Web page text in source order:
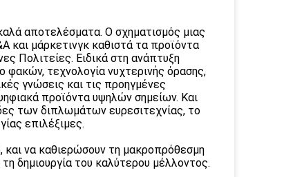
αποτελέσματα. Ο σχηματισμός μιας
μάρκετινγκ καθιστά τα προϊόντα
Πολιτείες. Ειδικά στη ανάπτυξη
φακών, τεχνολογία νυχτερινής όρασης,
γνώσεις και τις προηγμένες
προϊόντα υψηλών σημείων. Και
των διπλωμάτων ευρεσιτεχνίας, το
επιλέξιμες.
και να καθιερώσουν τη μακροπρόθεσμη
δημιουργία του καλύτερου μέλλοντος.